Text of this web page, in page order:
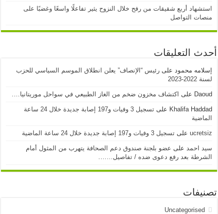
استشهاد أربع شقيقات من رفح خلال النزوح يثير تفاعلًا واسعًا وغضبًا على
منصات التواصل
أحدث التعليقات
إسلامه محمود علىرئيس “الإنصاف” يعلن انطلاق الموسم السياسي للحزب
لسنة 2022-2023
Daoud على اكتشاف مخزون ضخم من الغاز الطبيعي في سواحل موريتانيا….
Khalifa Haddad على
تسجيل 3 وفيات و197 إصابة جديدة خلال 24 ساعة
الماضية
ucretsiz علىتسجيل 3 وفيات و197 إصابة جديدة خلال 24 ساعة الماضية
سيد احمد على عضو بلجنة صندوق دعم الصحافة يتهرب من المثول أمام
الشرطة بعد رفع دعوى ضده / تفاصيل…….
تصنيفات
Uncategorised